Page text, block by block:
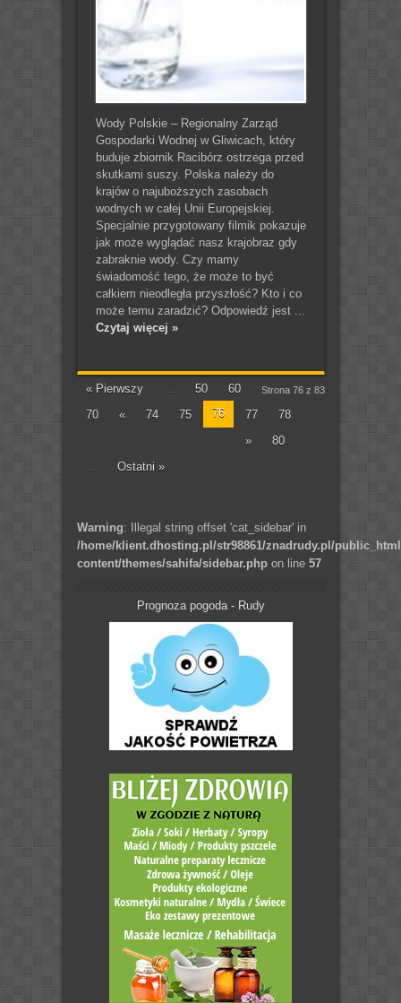
Wody Polskie – Regionalny Zarząd
Gospodarki Wodnej w Gliwicach, który
buduje zbiornik Racibórz ostrzega przed
skutkami suszy. Polska należy do
krajów o najuboższych zasobach
wodnych w całej Unii Europejskiej.
Specjalnie przygotowany filmik pokazuje
jak może wyglądać nasz krajobraz gdy
zabraknie wody. Czy mamy
świadomość tego, że może to być
całkiem nieodległa przyszłość? Kto i co
może temu zaradzić? Odpowiedź jest ...
Czytaj więcej »
Strona 76 z 83
« Pierwszy ... 50
60
70
« 74 75 76 77
78
»
80
...
Ostatni »
Warning: Illegal string offset 'cat_sidebar' in
/home/klient.dhosting.pl/str98861/znadrudy.pl/
content/themes/sahifa/sidebar.phpon line 57
Prognoza pogoda - Rudy